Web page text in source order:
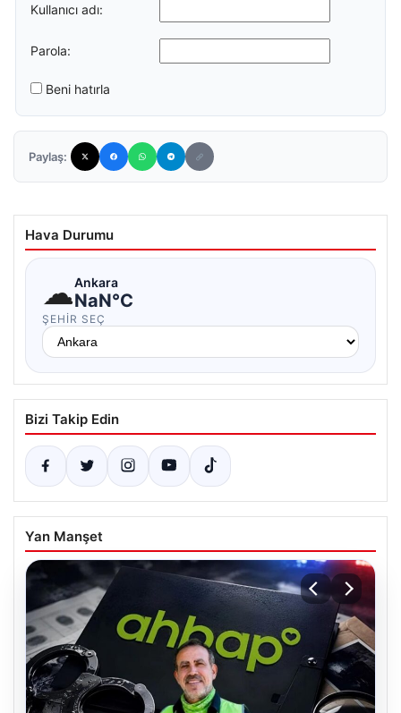
Kullanıcı adı:
Parola:
Beni hatırla
Paylaş:
Hava Durumu
☁Ankara
NaN°C
ŞEHIR SEÇ
Bizi Takip Edin
Yan Manşet